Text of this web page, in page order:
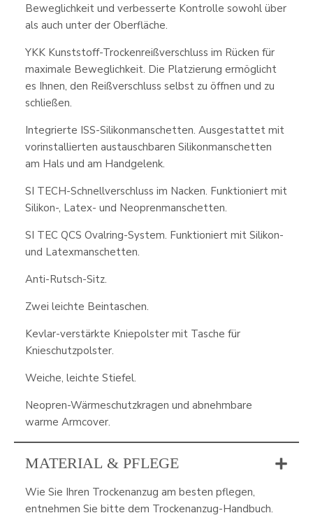
Beweglichkeit und verbesserte Kontrolle sowohl über
als auch unter der Oberfläche.
YKK Kunststoff-Trockenreißverschluss im Rücken für
maximale Beweglichkeit. Die Platzierung ermöglicht
es Ihnen, den Reißverschluss selbst zu öffnen und zu
schließen.
Integrierte ISS-Silikonmanschetten. Ausgestattet mit
vorinstallierten austauschbaren Silikonmanschetten
am Hals und am Handgelenk.
SI TECH-Schnellverschluss im Nacken. Funktioniert mit
Silikon-, Latex- und Neoprenmanschetten.
SI TEC QCS Ovalring-System. Funktioniert mit Silikon-
und Latexmanschetten.
Anti-Rutsch-Sitz.
Zwei leichte Beintaschen.
Kevlar-verstärkte Kniepolster mit Tasche für
Knieschutzpolster.
Weiche, leichte Stiefel.
Neopren-Wärmeschutzkragen und abnehmbare
warme Armcover.
MATERIAL & PFLEGE
Wie Sie Ihren Trockenanzug am besten pflegen,
entnehmen Sie bitte dem Trockenanzug-Handbuch.